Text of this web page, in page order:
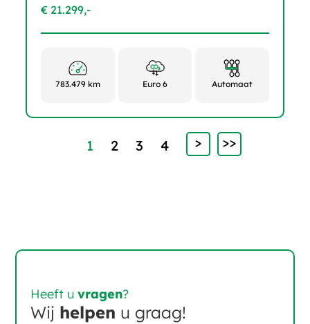
€ 21.299,-
783.479 km Euro 6 Automaat
1 2 3 4 > >>
Heeft uvragen?
Wij helpen u graag!